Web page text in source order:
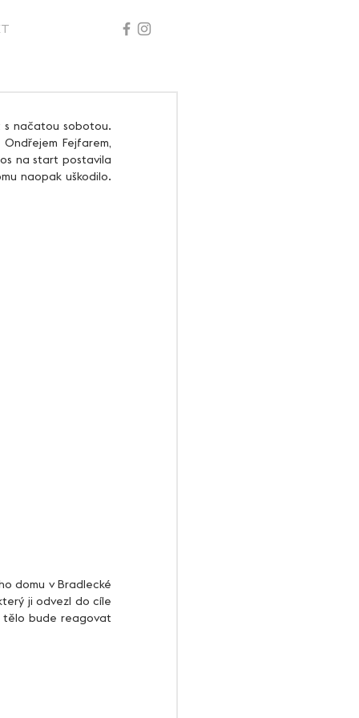
Fejfarem,
na start postavila
naopak uškodilo.
ji odvezl do cíle
tělo bude reagovat